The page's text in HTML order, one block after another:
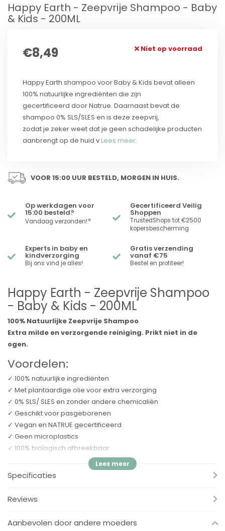
Happy Earth - Zeepvrije Shampoo - Baby
& Kids - 200ML
€8,49 Niet op voorraad
Happy Earth shampoo voor Baby & Kids bevat alleen
100% natuurlijke ingrediënten die zijn
gecertificeerd door Natrue. Daarnaast bevat de
shampoo 0% SLS/SLES en is deze zeepvrij,
zodat je zeker weet dat je geen schadelijke producten
aanbrengt op de huid v Lees meer..
VOOR 15:00 UUR BESTELD, MORGEN IN HUIS.
Op werkdagen voor
15:00 besteld?
Vandaag verzonden!*
Gecertificeerd Veilig
Shoppen
TrustedShops tot €2500
kopersbescherming
Experts in baby en
kindverzorging
Bij ons vind je alles!
Gratis verzending
vanaf €75
Bestel en profiteer!
Happy Earth - Zeepvrije Shampoo
- Baby & Kids - 200ML
100% Natuurlijke Zeepvrije Shampoo
Extra milde en verzorgende reiniging. Prikt niet in de
ogen.
Voordelen:
✓ 100% natuurlijke ingrediënten
✓ Met plantaardige olie voor extra verzorging
✓ 0% SLS/ SLES en zonder andere chemicaliën
✓ Geschikt voor pasgeborenen
✓ Vegan en NATRUE gecertificeerd
✓ Geen microplastics
✓ 100% biologisch afbreekbaar
✓ Heerlijke geur (allergeenvrij)
✓ Tube gemaakt van suikerriet
✓ Geproduceerd in NL met groene energie
natuurlijke ingrediënten die zijn
Specificaties
Reviews
Aanbevolen door andere moeders